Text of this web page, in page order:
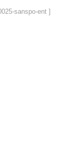
sanspo-ent ]